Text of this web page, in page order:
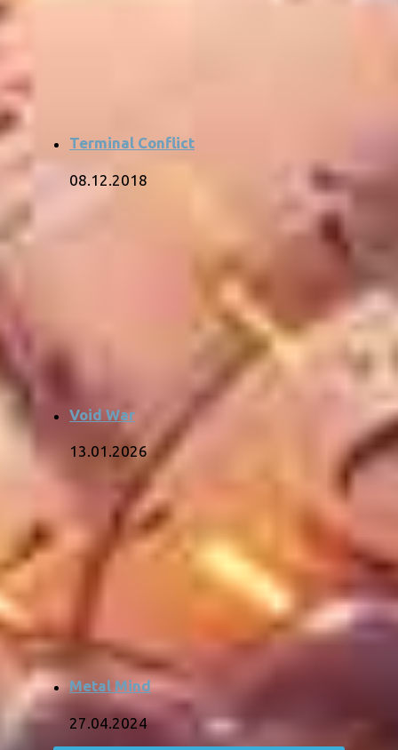
Terminal Conflict
08.12.2018
Void War
13.01.2026
Metal Mind
27.04.2024